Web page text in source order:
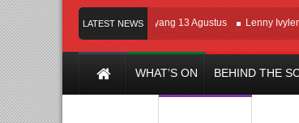
LATEST NEWS
Film KETOK MEJIK Siap Tayang 13 Agustus Lenny Ivylen: 26
WHAT’S ON BEHIND THE